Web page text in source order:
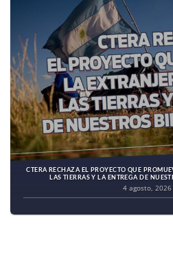
CTERA RECHAZA EL PROYECTO QUE
LAS TIERRAS Y LA ENTREGA DE
4 agosto, 2026